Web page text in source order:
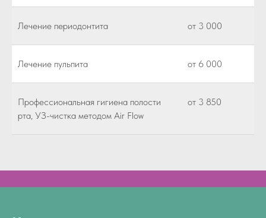
Лечение периодонтита от 3 000
Лечение пульпита от 6 000
Профессиональная гигиена полости
рта, УЗ-чистка методом Air Flow
от 3 850